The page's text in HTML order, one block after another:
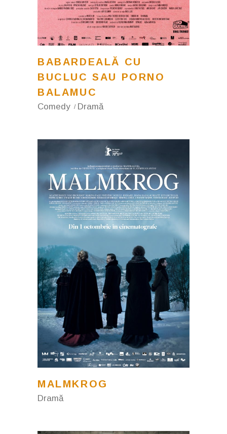
BABARDEALĂ CU
BUCLUC SAU PORNO
BALAMUC
Comedy Dramă
MALMKROG
Dramă